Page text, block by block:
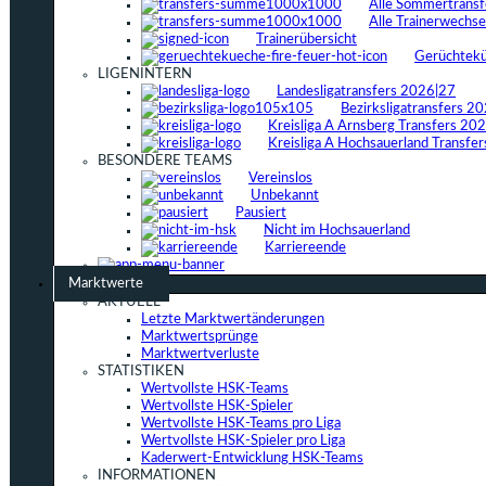
Alle
Alle
Trainerübersicht
LIGENINTERN
Landesligatransfers 2026|27
Bezirksligatransfers
Kreisliga A Arnsberg Transfers
Kreisliga A Hochsauerland
BESONDERE TEAMS
Vereinslos
Unbekannt
Pausiert
Nicht im Hochsauerland
Karriereende
Marktwerte
AKTUELL
Letzte Marktwertänderungen
Marktwertsprünge
Marktwertverluste
STATISTIKEN
Wertvollste HSK-Teams
Wertvollste HSK-Spieler
Wertvollste HSK-Teams pro Liga
Wertvollste HSK-Spieler pro Liga
Kaderwert-Entwicklung HSK-Teams
INFORMATIONEN